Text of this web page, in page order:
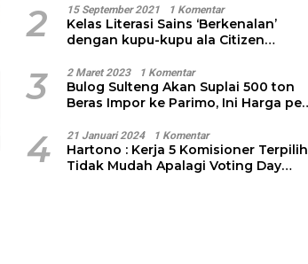
2 15 September 2021 1 Komentar
Kelas Literasi Sains ‘Berkenalan’
dengan kupu-kupu ala Citizen
3 2 Maret 2023 1 Komentar
Bulog Sulteng Akan Suplai 500 ton
Beras Impor ke Parimo, Ini Harga per
4 21 Januari 2024 1 Komentar
Hartono : Kerja 5 Komisioner Terpilih
Tidak Mudah Apalagi Voting Day